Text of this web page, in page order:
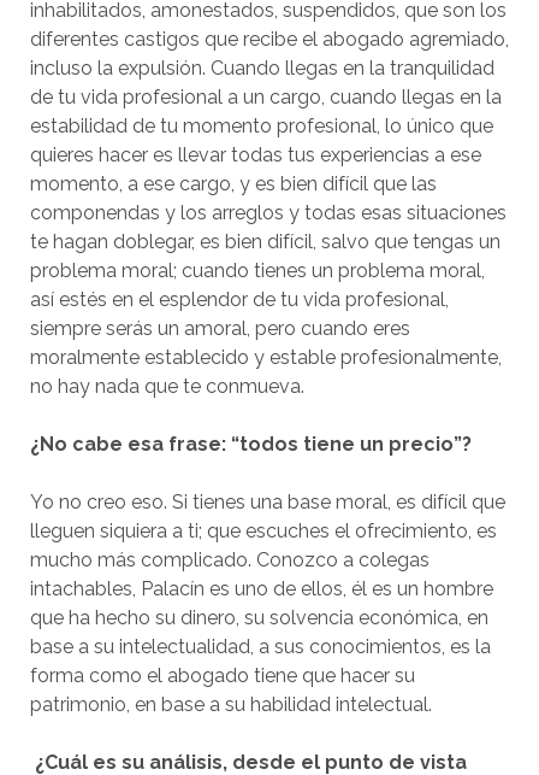
inhabilitados, amonestados, suspendidos, que son los
diferentes castigos que recibe el abogado agremiado,
incluso la expulsión. Cuando llegas en la tranquilidad
de tu vida profesional a un cargo, cuando llegas en la
estabilidad de tu momento profesional, lo único que
quieres hacer es llevar todas tus experiencias a ese
momento, a ese cargo, y es bien difícil que las
componendas y los arreglos y todas esas situaciones
te hagan doblegar, es bien difícil, salvo que tengas un
problema moral; cuando tienes un problema moral,
así estés en el esplendor de tu vida profesional,
siempre serás un amoral, pero cuando eres
moralmente establecido y estable profesionalmente,
no hay nada que te conmueva.
¿No cabe esa frase: “todos tiene un precio”?
Yo no creo eso. Si tienes una base moral, es difícil que
lleguen siquiera a ti; que escuches el ofrecimiento, es
mucho más complicado. Conozco a colegas
intachables, Palacín es uno de ellos, él es un hombre
que ha hecho su dinero, su solvencia económica, en
base a su intelectualidad, a sus conocimientos, es la
forma como el abogado tiene que hacer su
patrimonio, en base a su habilidad intelectual.
¿Cuál es su análisis, desde el punto de vista